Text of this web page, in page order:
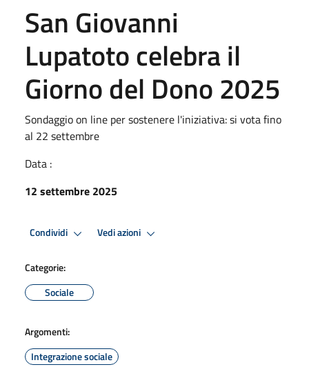
San Giovanni
Lupatoto celebra il
Giorno del Dono 2025
Sondaggio on line per sostenere l'iniziativa: si vota fino
al 22 settembre
Data :
12 settembre 2025
Condividi Vedi azioni
Categorie:
Sociale
Argomenti:
Integrazione sociale